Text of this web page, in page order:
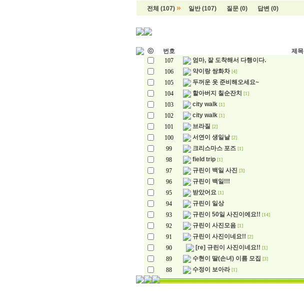
전체 (107) » 일반 (107) 질문 (0) 답변 (0)
ⓒ 번호 제목
107
엄마, 잘 도착해서 다행이다.
106
약이랑 쌍화차 [4]
105
두꺼운 옷 준비해오세요~
104
할아버지 칠순잔치 [1]
103
city walk [1]
102
city walk [1]
101
브라질 [2]
100
서연이 생일날 [2]
99
크리스마스 포즈 [1]
98
field trip [1]
97
규린이 백일 사진 [3]
96
규린이 백일!!!
95
받았어요 [1]
94
규린이 일상
93
규린이 50일 사진이에요!! [14]
92
규린이 사진모음 [1]
91
규린이 사진이네요!! [2]
90
[re] 규린이 사진이네요!! [1]
89
수현이 딸(손녀) 이름 모집 [3]
88
수정이 보아라 [1]